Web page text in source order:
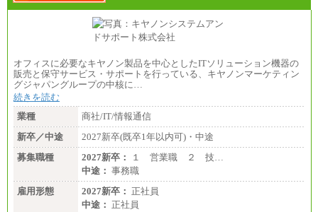
オフィスに必要なキヤノン製品を中心としたITソリューション機器の
販売と保守サービス・サポートを行っている、キヤノンマーケティン
グジャパングループの中核に…
続きを読む
業種
商社/IT/情報通信
新卒／中途
2027新卒(既卒1年以内可)・中途
募集職種
2027新卒：
１ 営業職 ２ 技…
中途： 事務職
雇用形態
2027新卒： 正社員
中途： 正社員